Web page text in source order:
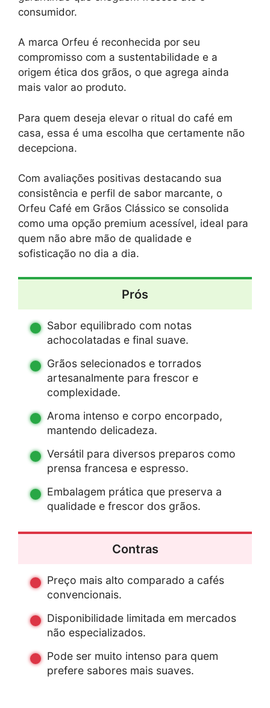
consumidor.
A marca Orfeu é reconhecida por seu
compromisso com a sustentabilidade e a
origem ética dos grãos, o que agrega ainda
mais valor ao produto.
Para quem deseja elevar o ritual do café em
casa, essa é uma escolha que certamente não
decepciona.
Com avaliações positivas destacando sua
consistência e perfil de sabor marcante, o
Orfeu Café em Grãos Clássico se consolida
como uma opção premium acessível, ideal para
quem não abre mão de qualidade e
sofisticação no dia a dia.
Prós
Sabor equilibrado com notas
achocolatadas e final suave.
Grãos selecionados e torrados
artesanalmente para frescor e
complexidade.
Aroma intenso e corpo encorpado,
mantendo delicadeza.
Versátil para diversos preparos como
prensa francesa e espresso.
Embalagem prática que preserva a
qualidade e frescor dos grãos.
Contras
Preço mais alto comparado a cafés
convencionais.
Disponibilidade limitada em mercados
não especializados.
Pode ser muito intenso para quem
prefere sabores mais suaves.